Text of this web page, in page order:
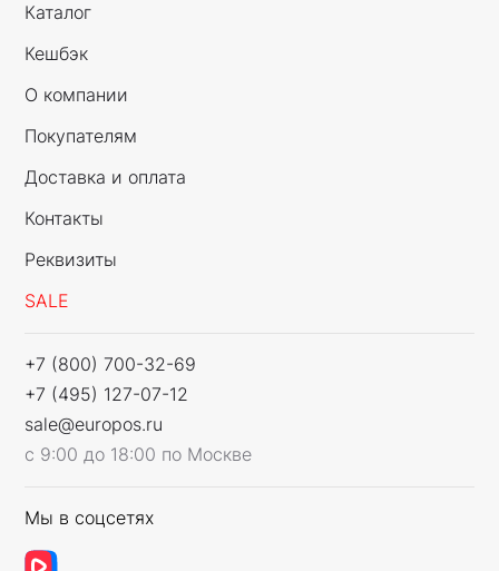
Каталог
Кешбэк
О компании
Покупателям
Доставка и оплата
Контакты
Реквизиты
SALE
+7 (800) 700-32-69
+7 (495) 127-07-12
sale@europos.ru
с 9:00 до 18:00 по Москве
Мы в соцсетях